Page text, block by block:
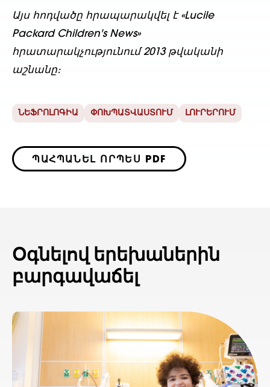
Այս հոդվածը հրապարակվել է «Lucile
Packard Children's News»
հրատարակչությունում 2013 թվականի
աշնանը։
ՆԵՖՐՈԼՈԳԻԱ ՓՈԽՊԱՏՎԱՍՏՈՒՄ ԼՈՒՐԵՐՈՒՄ
ՊԱՀՊԱՆԵԼ ՈՐՊԵՍ PDF
Օգնելով երեխաներին
բարգավաճել